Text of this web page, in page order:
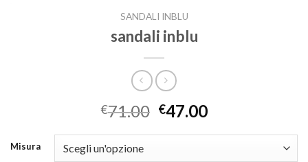
SANDALI INBLU
sandali inblu
€71.00 €47.00
Misura